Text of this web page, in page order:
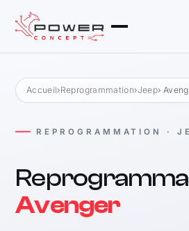
Accueil›Reprogrammation›Jeep›
REPROGRAMMATION ·
Avenger